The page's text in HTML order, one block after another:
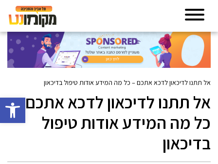
פתח
אל תתנו לדיכאון לדכא אתכם – כל מה המידע אודות טיפול בדיכאון
אל תתנו לדיכאון לדכא אתכם –
כל מה המידע אודות טיפול
בדיכאון